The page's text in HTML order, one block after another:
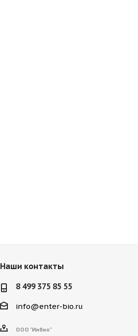
Наши контакты
8 499 375 85 55
info@enter-bio.ru
ООО "Инбио"